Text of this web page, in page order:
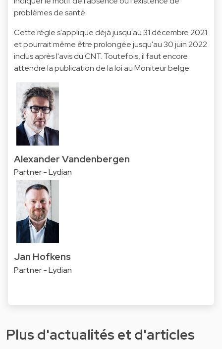
problèmes de santé.
Cette règle s'applique déjà jusqu'au 31 décembre 2021
et pourrait même être prolongée jusqu'au 30 juin 2022
inclus après l'avis du CNT. Toutefois, il faut encore
attendre la publication de la loi au Moniteur belge.
Alexander Vandenbergen
Partner - Lydian
Jan Hofkens
Partner - Lydian
Plus d'actualités et d'articles